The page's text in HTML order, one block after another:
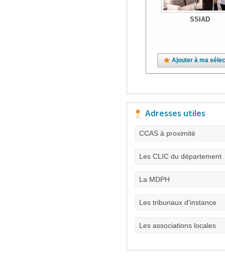
SSIAD
Ajouter à ma
Adresses utiles
CCAS à proximité
Les CLIC du département
La MDPH
Les tribunaux d'instance
Les associations locales